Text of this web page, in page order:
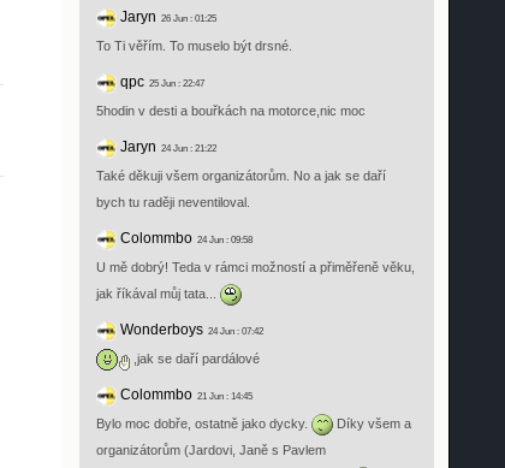
Jaryn 26 Jun : 01:25
To Ti věřím. To muselo být drsné.
qpc25 Jun : 22:47
5hodin v desti a bouřkách na motorce,nic moc
Jaryn 24 Jun : 21:22
Také děkuji všem organizátorům. No a jak se daří
bych tu raději neventiloval.
Colommbo24 Jun : 09:58
U mě dobrý! Teda v rámci možností a přiměřeně věku,
jak říkával můj tata...
Wonderboys24 Jun : 07:42
,jak se daří pardálové
Colommbo21 Jun : 14:45
Bylo moc dobře, ostatně jako dycky.
Díky všem a
organizátorům (Jardovi, Janě s Pavlem